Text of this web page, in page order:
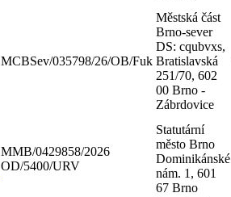
MCBSev/035798/26/OB/Fuk
Městská část
Brno-sever
DS: cqubvxs,
Bratislavská
251/70, 602
00 Brno -
Zábrdovice
MMB/0429858/2026
OD/5400/URV
Statutární
město Brno
Dominikánské
nám. 1, 601
67 Brno